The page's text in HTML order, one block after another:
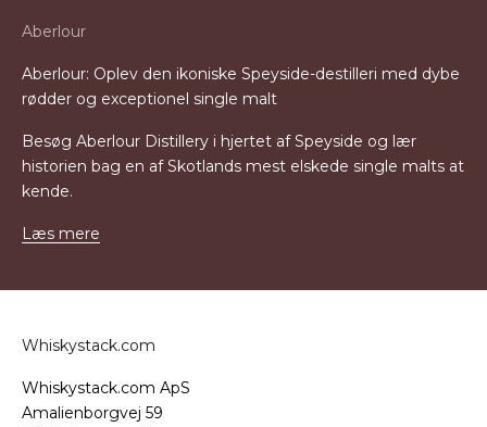
Aberlour
Aberlour: Oplev den ikoniske Speyside-destilleri med dybe
rødder og exceptionel single malt
Besøg Aberlour Distillery i hjertet af Speyside og lær
historien bag en af Skotlands mest elskede single malts at
kende.
Læs mere
Whiskystack.com
Whiskystack.com ApS
Amalienborgvej 59